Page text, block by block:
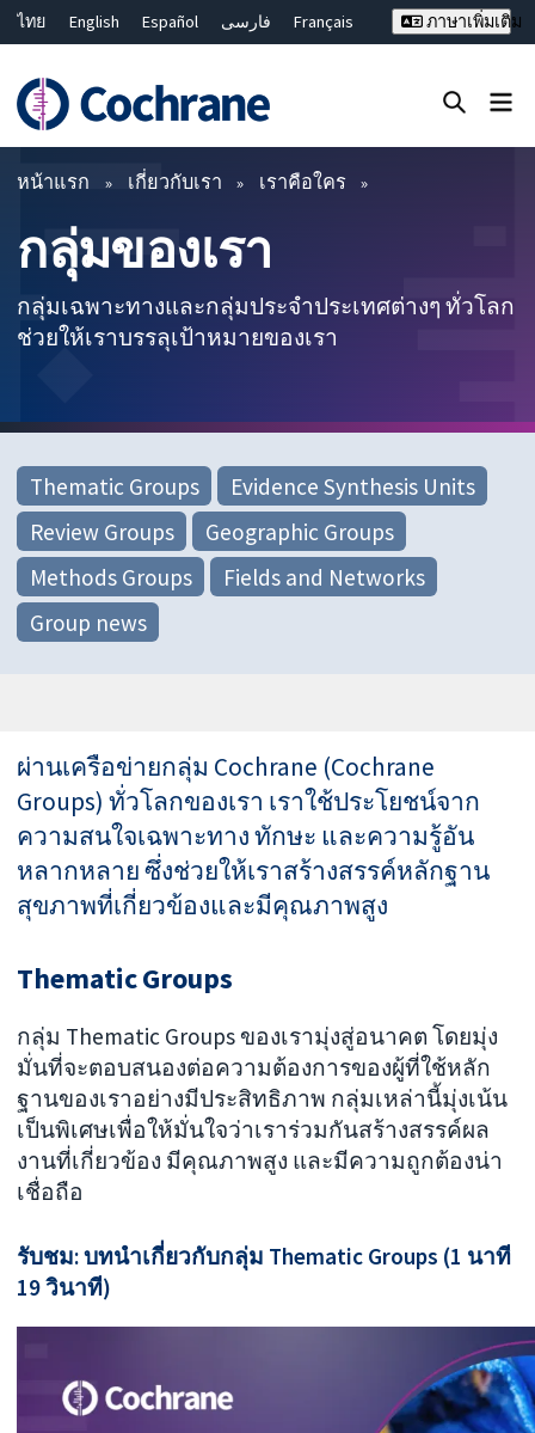
ไทย English Español فارسی
Français
Bahasa Malaysia
繁體中文 简体中文
ภาษาเพิ่มเติม
ตัวกรอง
หน้าแรก เกี่ยวกับเรา เราคือใคร
กลุ่มของเรา
กลุ่มเฉพาะทางและกลุ่มประจำประเทศต่างๆ ทั่วโลก
ช่วยให้เราบรรลุเป้าหมายของเรา
Thematic Groups
Evidence Synthesis Units
Review Groups
Geographic Groups
Methods Groups
Fields and Networks
Group news
ผ่านเครือข่ายกลุ่ม Cochrane (Cochrane
Groups) ทั่วโลกของเรา เราใช้ประโยชน์จาก
ความสนใจเฉพาะทาง ทักษะ และความรู้อัน
หลากหลาย ซึ่งช่วยให้เราสร้างสรรค์หลักฐาน
สุขภาพที่เกี่ยวข้องและมีคุณภาพสูง
Thematic Groups
กลุ่ม Thematic Groups ของเรามุ่งสู่อนาคต โดยมุ่ง
มั่นที่จะตอบสนองต่อความต้องการของผู้ที่ใช้หลัก
ฐานของเราอย่างมีประสิทธิภาพ กลุ่มเหล่านี้มุ่งเน้น
เป็นพิเศษเพื่อให้มั่นใจว่าเราร่วมกันสร้างสรรค์ผล
งานที่เกี่ยวข้อง มีคุณภาพสูง และมีความถูกต้องน่า
เชื่อถือ
รับชม: บทนำเกี่ยวกับกลุ่ม Thematic Groups (1 นาที
19 วินาที)